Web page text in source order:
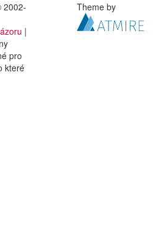
2002-
|
pro
které
Theme by